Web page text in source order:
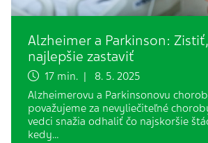
Alzheimer a Parkinson:
najlepšie zastaviť
17 min. | 8. 5. 2025
Alzheimerovu a Parkinsonovu
považujeme za nevyliečiteľné
vedci snažia odhaliť čo najskoršie
kedy…